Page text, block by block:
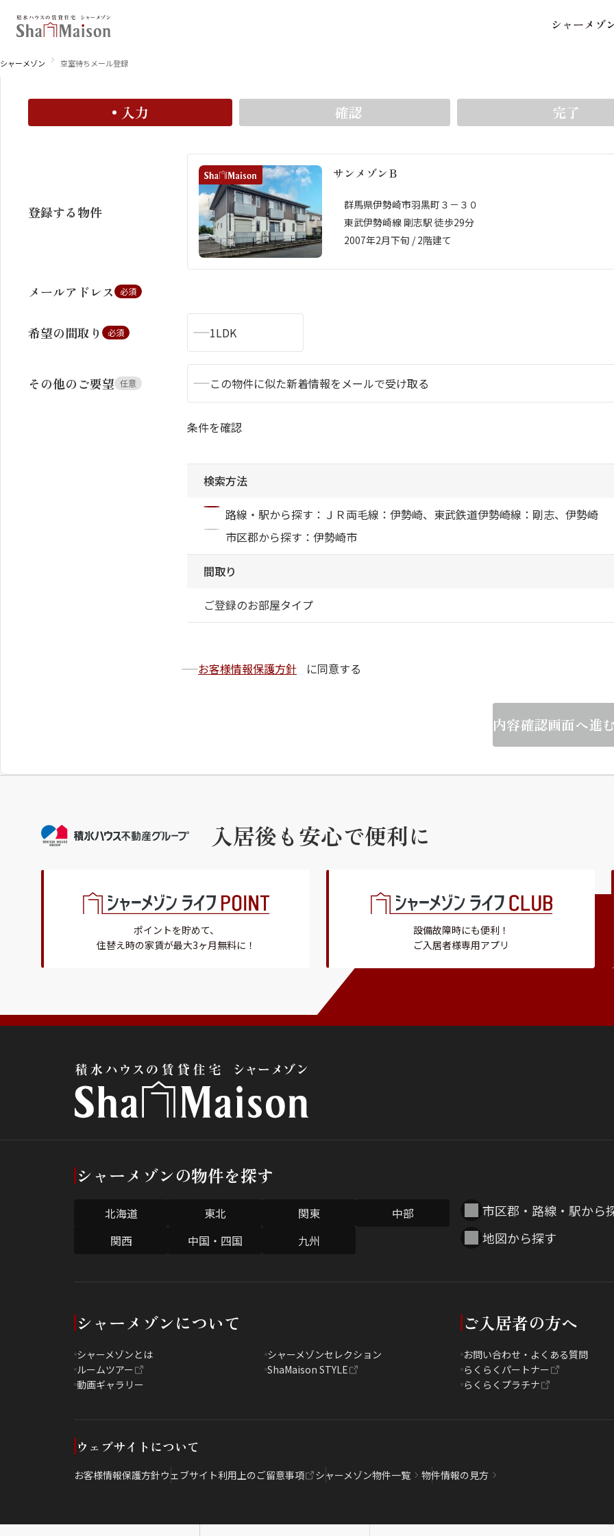
シ ャーメ ゾ
関東
中部
中国・四国 九州
シャーメゾンセレクション ルームツアー
ShaMaison STYLE お問い合わ
シャーメゾン 空室待ちメール登録
空室お知らせメール登録
空室お知らせメールに登録すると、この物件の空室情報をいち早く受け取ることができます。5件まで登録可能
入力 確認 完了
登録する物件
サンメゾンＢ
群馬県伊勢崎市羽黒町３－３０
東武伊勢崎線 剛志駅 徒歩29分
2007年2月下旬 / 2階建て
メールアドレス 必須
希望の間取り 必須 1LDK
その他のご要望 任意 この物件に似た新着情報をメールで受け取る
条件を確認
検索方法
路線・駅から探す：ＪＲ両毛線：伊勢崎、東武鉄道伊勢崎線：剛志、伊勢崎
市区郡から探す：伊勢崎市
間取り
ご登録のお部屋タイプ
お客様情報保護方針 に同意する
内容確認画面へ進む
入居後も安心で便利に
ポイントを貯めて、
住替え時の家賃が最大3ヶ月無料に！
設備故障時にも便利！
ご入居者様専用アプリ
シャーメゾンの物件を探す
北海道 東北 関東
中部
関西
中国・四国 九州
市区郡・路線・駅から
地図から探す
シャーメゾンについて
シャーメゾンとは
シャーメゾンセレクション
ルームツアー
ShaMaison STYLE
動画ギャラリー
ご入居者の方へ
お問い合わせ・よくある質問
らくらくパートナー
らくらくプラチナ
ウェブサイトについて
お客様情報保護方針ウェブサイト利用上のご留意事項 シャーメゾン物件一覧 物件情報の見方